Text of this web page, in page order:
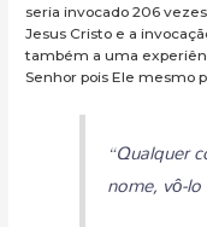
seria invocado 206
Jesus Cristo e a
também a uma
Senhor pois Ele mesmo
“Qualquer
nome, vô-